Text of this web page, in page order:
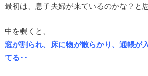
最初は、息子夫婦が来ているのかな？と
中を覗くと、
窓が割られ、床に物が散らかり、通帳が
てる‥